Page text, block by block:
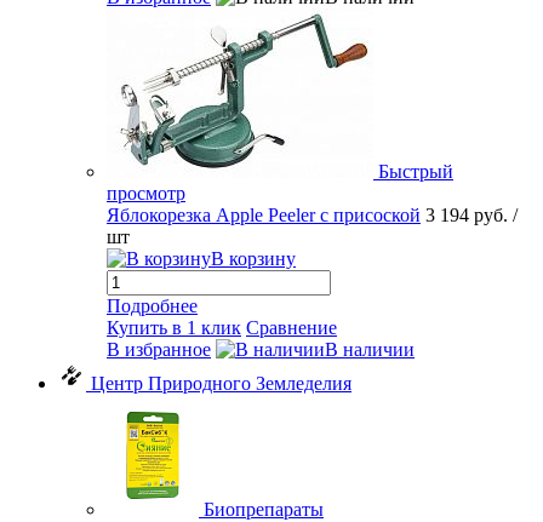
Быстрый
просмотр
Яблокорезка Apple Peeler с присоской 3 194 руб. /
шт
В корзину
Подробнее
Купить в 1 клик Сравнение
В избранное
В наличии
Центр Природного Земледелия
Биопрепараты